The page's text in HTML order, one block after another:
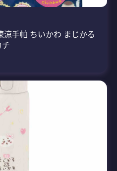
手帕 ちいかわ まじかる